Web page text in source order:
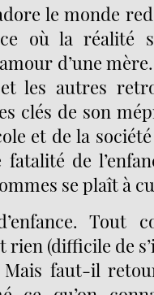
le monde
où la réalité
d’une
les autres
clés de son
et de la
de
se plaît à
Tout
rien (difficile de
Mais faut-il